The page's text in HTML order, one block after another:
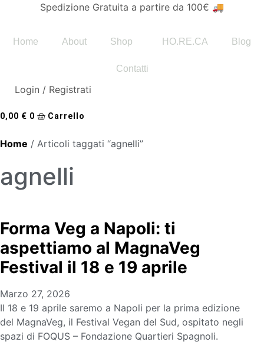
contenuto
Spedizione Gratuita a partire da 100€ 🚚
Home About Shop HO.RE.CA Blog
Contatti
Login / Registrati
0,00 € 0 Carrello
Home / Articoli taggati “agnelli”
agnelli
Forma Veg a Napoli: ti
aspettiamo al MagnaVeg
Festival il 18 e 19 aprile
Marzo 27, 2026
Il 18 e 19 aprile saremo a Napoli per la prima edizione
del MagnaVeg, il Festival Vegan del Sud, ospitato negli
spazi di FOQUS – Fondazione Quartieri Spagnoli.